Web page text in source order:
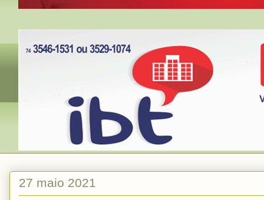
27 maio 2021